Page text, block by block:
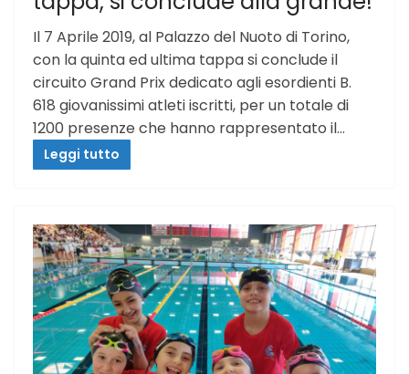
Il 7 Aprile 2019, al Palazzo del Nuoto di Torino,
con la quinta ed ultima tappa si conclude il
circuito Grand Prix dedicato agli esordienti B.
618 giovanissimi atleti iscritti, per un totale di
1200 presenze che hanno rappresentato il…
Leggi tutto